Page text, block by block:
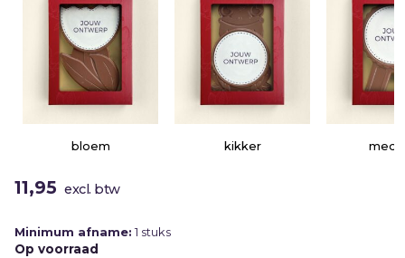
11,95 excl. btw
Minimum afname: 1 stuks
Op voorraad